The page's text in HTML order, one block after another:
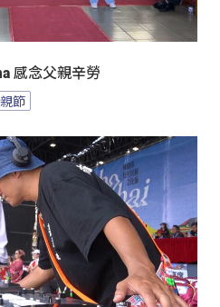
感念父親辛勞
節